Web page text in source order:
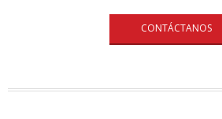
CONTÁCTANOS